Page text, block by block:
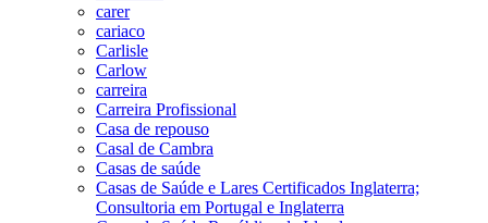
carer
cariaco
Carlisle
Carlow
carreira
Carreira Profissional
Casa de repouso
Casal de Cambra
Casas de saúde
Casas de Saúde e Lares Certificados Inglaterra;
Consultoria em Portugal e Inglaterra